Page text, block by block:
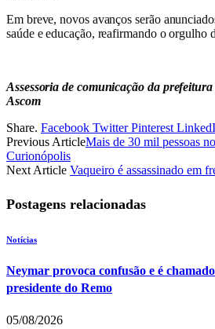
Em breve, novos avanços serão
saúde e educação, reafirmando o orgulho
Assessoria de comunicação da
Ascom
Share. Facebook Twitter Pinterest
Previous ArticleMais de 30 mil pessoas
Curionópolis
Next Article Vaqueiro é assassinado em
Postagens relacionadas
Notícias
Neymar provoca confusão e é
presidente do Remo
05/08/2026